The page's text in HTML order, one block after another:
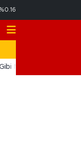
%0.16
Masada Değil,